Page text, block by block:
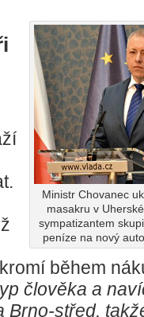
Ministr Chovanec
masakru v
sympatizantem
peníze na nový
během
člověka a
Brno-střed,